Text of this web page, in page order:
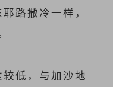
路撒冷一样，
低，与加沙地